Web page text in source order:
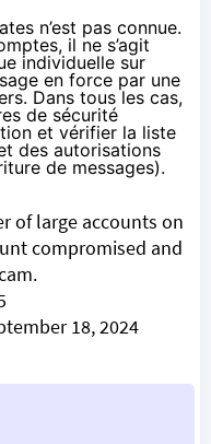
n’est pas connue.
il ne s’agit
individuelle sur
en force par une
Dans tous les cas,
de sécurité
et vérifier la liste
des autorisations
de messages).
of large accounts on
compromised and
18, 2024